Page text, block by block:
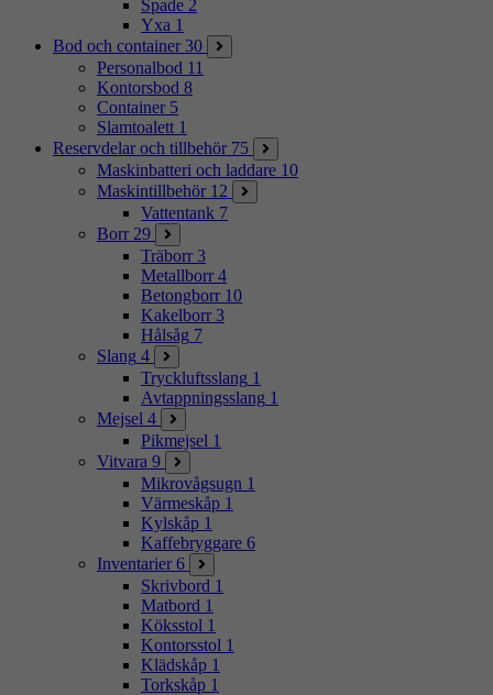
Spade 2
Yxa 1
Bod och container 30
Personalbod 11
Kontorsbod 8
Container 5
Slamtoalett 1
Reservdelar och tillbehör 75
Maskinbatteri och laddare 10
Maskintillbehör 12
Vattentank 7
Borr 29
Träborr 3
Metallborr 4
Betongborr 10
Kakelborr 3
Hålsåg 7
Slang 4
Tryckluftsslang 1
Avtappningsslang 1
Mejsel 4
Pikmejsel 1
Vitvara 9
Mikrovågsugn 1
Värmeskåp 1
Kylskåp 1
Kaffebryggare 6
Inventarier 6
Skrivbord 1
Matbord 1
Köksstol 1
Kontorsstol 1
Klädskåp 1
Torkskåp 1